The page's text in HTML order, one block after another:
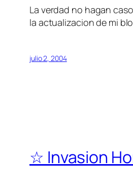
La verdad no hagan
la actualizacion de mi
julio 2, 2004
☆ Invasion